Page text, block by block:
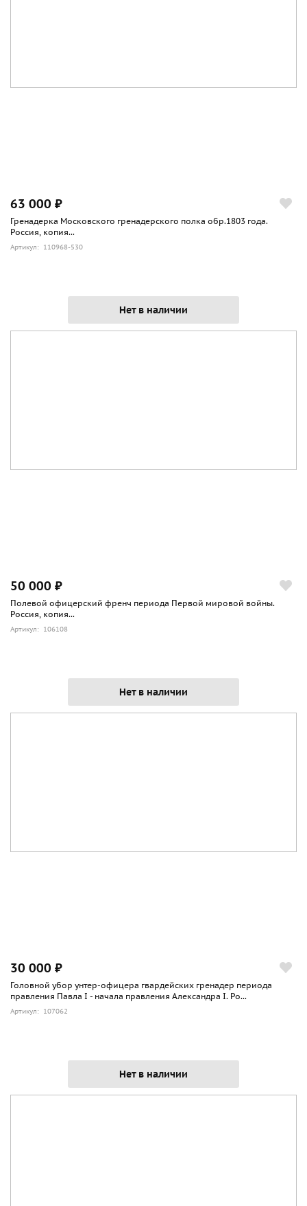
63 000 ₽
Гренадерка Московского гренадерского полка обр.1803 года.
Россия, копия...
Артикул: 110968-530
Нет в наличии
50 000 ₽
Полевой офицерский френч периода Первой мировой войны.
Россия, копия...
Артикул: 106108
Нет в наличии
30 000 ₽
Головной убор унтер-офицера гвардейских гренадер периода
правления Павла I - начала правления Александра I. Ро...
Артикул: 107062
Нет в наличии